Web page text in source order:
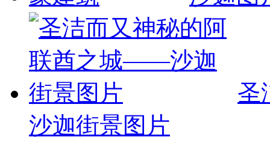
圣
沙迦街景图片